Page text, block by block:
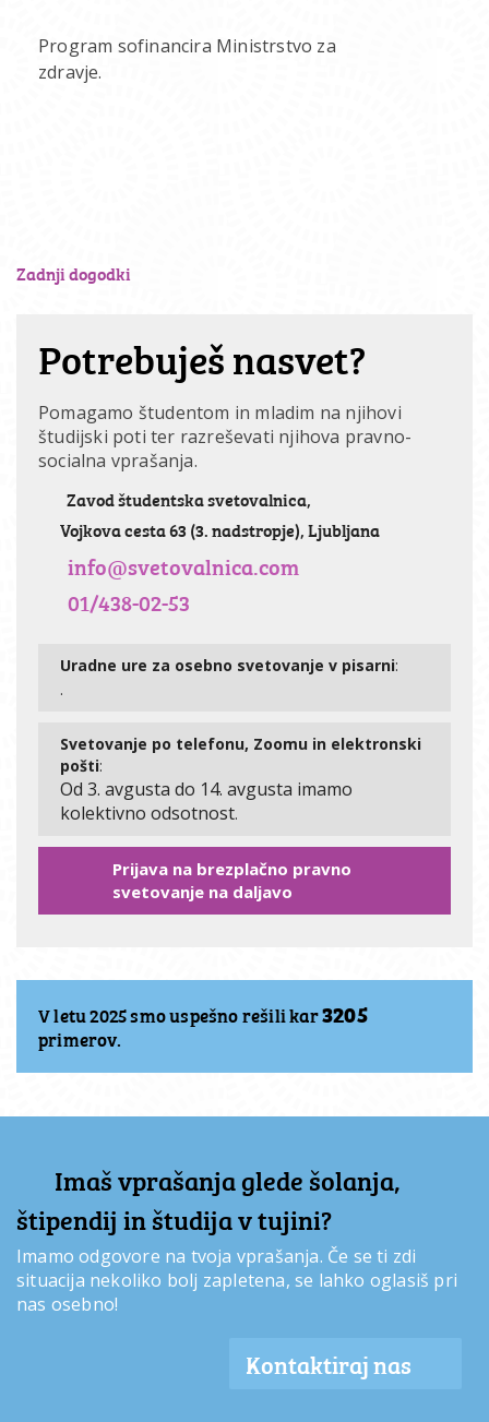
Program sofinancira Ministrstvo za
zdravje.
Zadnjidogodki
Potrebuješ nasvet?
Pomagamo študentom in mladim na njihovi
študijski poti ter razreševati njihova pravno-
socialna vprašanja.
Zavod študentska svetovalnica,
Vojkova cesta 63 (3. nadstropje), Ljubljana
info@svetovalnica.com
01/438-02-53
Uradne ure za osebno svetovanje v pisarni:
.
Svetovanje po telefonu, Zoomu in elektronski
pošti:
Od 3. avgusta do 14. avgusta imamo
kolektivno odsotnost.
Prijava na brezplačno pravno
svetovanje na daljavo
V letu 2025 smo uspešno rešili kar3205
primerov.
Imaš vprašanja glede šolanja,
štipendij in študija v tujini?
Imamo odgovore na tvoja vprašanja. Če se ti zdi
situacija nekoliko bolj zapletena, se lahko oglasiš pri
nas osebno!
Kontaktiraj nas